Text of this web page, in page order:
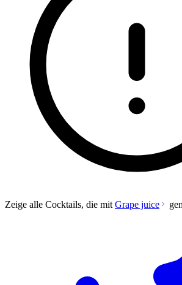
Zeige alle Cocktails, die mit Grape juice